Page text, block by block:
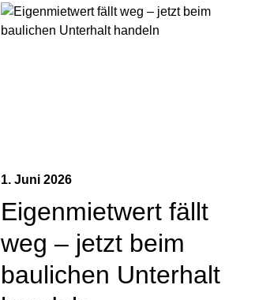
1. Juni 2026
Eigenmietwert fällt
weg – jetzt beim
baulichen Unterhalt